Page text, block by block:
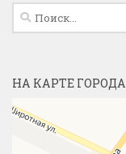
Найти:
НА КАРТЕ ГОРОДА